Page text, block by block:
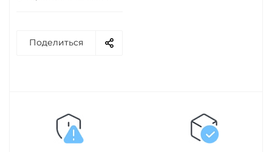
Поделиться